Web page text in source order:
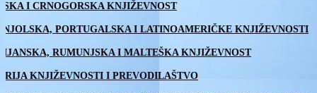
I CRNOGORSKA KNJIŽEVNOST
PORTUGALSKA I LATINOAMERIČKE KNJIŽEVNOSTI
RUMUNJSKA I MALTEŠKA KNJIŽEVNOST
KNJIŽEVNOSTI I PREVODILAŠTVO